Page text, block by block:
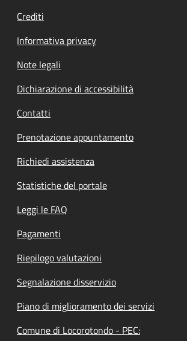
Crediti
Informativa privacy
Note legali
Dichiarazione di accessibilità
Contatti
Prenotazione appuntamento
Richiedi assistenza
Statistiche del portale
Leggi le FAQ
Pagamenti
Riepilogo valutazioni
Segnalazione disservizio
Piano di miglioramento dei servizi
Comune di Locorotondo - PEC: